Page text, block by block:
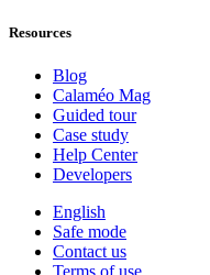
Resources
Blog
Calaméo Mag
Guided tour
Case study
Help Center
Developers
English
Safe mode
Contact us
Terms of use